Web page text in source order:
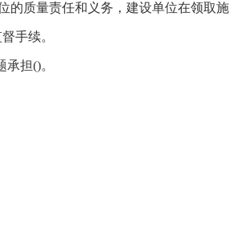
质量责任和义务，建设单位在领取施
手续。
担()。